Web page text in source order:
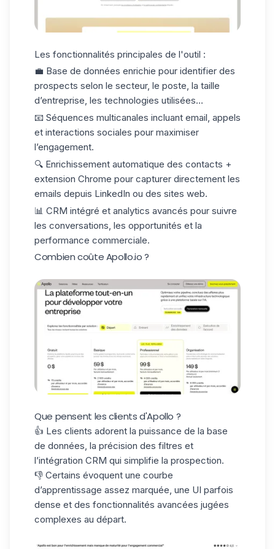
Les fonctionnalités principales de l'outil :
💼 Base de données enrichie pour identifier des
prospects selon le secteur, le poste, la taille
d’entreprise, les technologies utilisées…
📧 Séquences multicanales incluant email, appels
et interactions sociales pour maximiser
l’engagement.
🔍 Enrichissement automatique des contacts +
extension Chrome pour capturer directement les
emails depuis LinkedIn ou des sites web.
📊 CRM intégré et analytics avancés pour suivre
les conversations, les opportunités et la
performance commerciale.
Combien coûte Apollo.io ?
Que pensent les clients d'Apollo ?
👍 Les clients adorent la puissance de la base
de données, la précision des filtres et
l’intégration CRM qui simplifie la prospection.
👎 Certains évoquent une courbe
d’apprentissage assez marquée, une UI parfois
dense et des fonctionnalités avancées jugées
complexes au départ.